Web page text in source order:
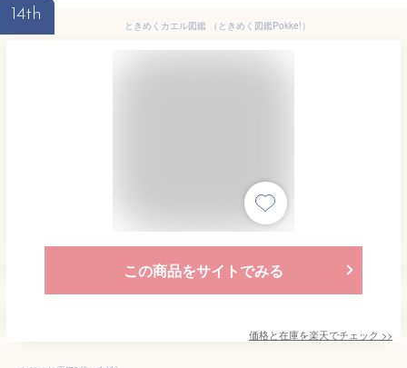
14th
ときめくカエル図鑑 （ときめく図鑑Pokke!）
この商品をサイトでみる
価格と在庫を楽天でチェック >>